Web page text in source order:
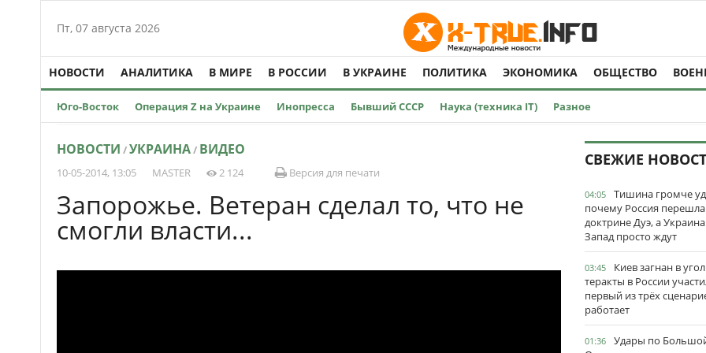
Пт, 07 августа 2026
НОВОСТИ АНАЛИТИКА В МИРЕ В РОССИИ В УКРАИНЕ ПОЛИТИКА ЭКОНОМИКА ОБЩЕСТВО
Юго-Восток Операция Z на Украине Инопресса Бывший СССР Наука (техника IT) Разное
НОВОСТИ /УКРАИНА/ ВИДЕО
10-05-2014, 13:05 MASTER 2 124 Версия для печати
Запорожье. Ветеран сделал то, что не
смогли власти...
СВЕЖИЕ
04:05
Тишина громче
почему Россия
доктрине Дуэ, а
Запад просто ждут
03:45
Киев загнан в
теракты в России
первый из трёх
работает
01:36
Удары по